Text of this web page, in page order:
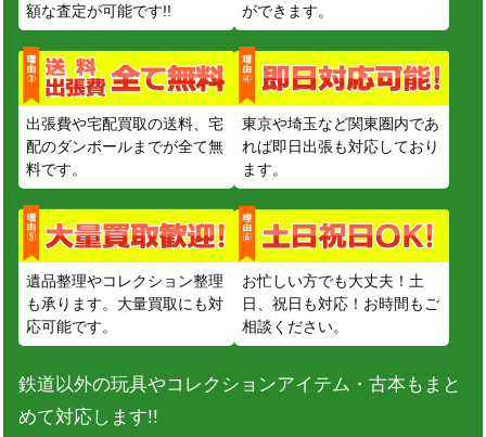
額な査定が可能です!! ができます。
出張費や宅配買取の送料、宅
配のダンボールまでが全て無
料です。
東京や埼玉など関東圏内であ
れば即日出張も対応しており
ます。
遺品整理やコレクション整理
も承ります。大量買取にも対
応可能です。
お忙しい方でも大丈夫！土
日、祝日も対応！お時間もご
相談ください。
鉄道以外の玩具やコレクションアイテム・古本もまと
めて対応します!!